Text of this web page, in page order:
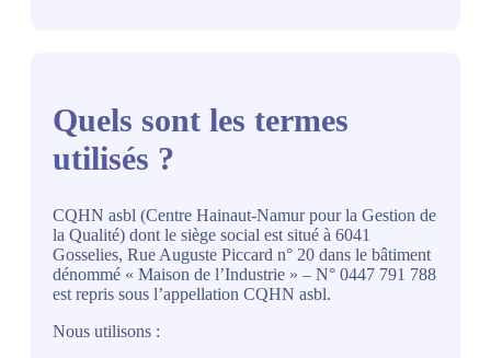
Quels sont les termes
utilisés ?
CQHN asbl (Centre Hainaut-Namur pour la Gestion de
la Qualité) dont le siège social est situé à 6041
Gosselies, Rue Auguste Piccard n° 20 dans le bâtiment
dénommé « Maison de l’Industrie » – N° 0447 791 788
est repris sous l’appellation CQHN asbl.
Nous utilisons :